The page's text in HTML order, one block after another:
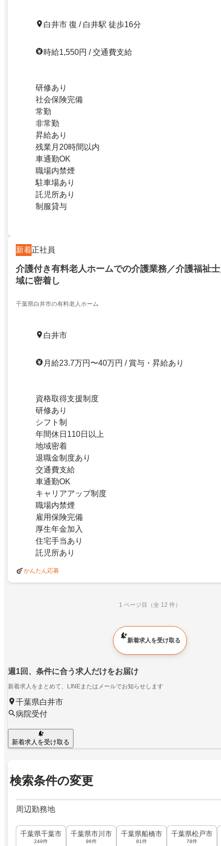
白井市 復 / 白井駅 徒歩16分
時給1,550円 / 交通費支給
研修あり
社会保険完備
常勤
非常勤
昇給あり
残業月20時間以内
車通勤OK
職場内禁煙
駐車場あり
託児所あり
制服貸与
新着正社員
介護付き有料老人ホームでの介護業務／介護福祉
域に密着し
千葉県白井市の有料老人ホーム
白井市
月給23.7万円〜40万円 / 賞与・昇給あり
資格取得支援制度
研修あり
シフト制
年間休日110日以上
地域密着
退職金制度あり
交通費支給
車通勤OK
キャリアアップ制度
職場内禁煙
雇用保険完備
厚生年金加入
住宅手当あり
託児所あり
かんたん応募
1 ページ目（全 12 件）
新着求人を受け取る
週1回、条件に合う求人だけをお届け
新着求人をまとめて、LINEまたはメールでお知らせします
千葉県白井市
病院受付
新着求人を受け取る
検索条件の変更
周辺勤務地
千葉県千葉市
249件
千葉県市川市
96件
千葉県船橋市
81件
千葉県松戸市
78件